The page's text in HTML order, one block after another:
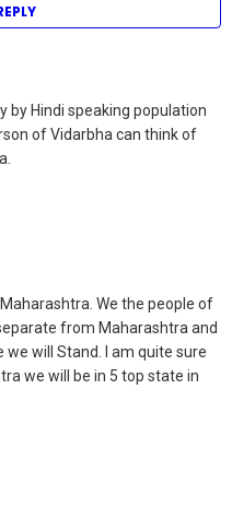
by Hindi speaking population
of Vidarbha can think of
We the people of
from Maharashtra and
we will Stand. I am quite sure
we will be in 5 top state in